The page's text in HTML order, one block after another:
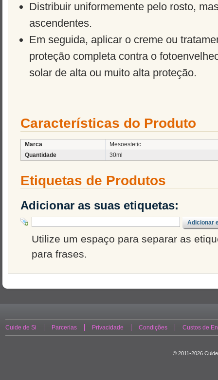
Distribuir uniformemente pelo rosto,
ascendentes.
Em seguida, aplicar o creme ou
proteção completa contra o
solar de alta ou muito alta proteção.
Características do Produto
Marca
Mesoestetic
Quantidade
30ml
Etiquetas de Produtos
Adicionar as suas etiquetas:
Adicionar
Utilize um espaço para separar as
para frases.
Cuide de Si Parcerias Privacidade Condições Custos de
© 2011-2026